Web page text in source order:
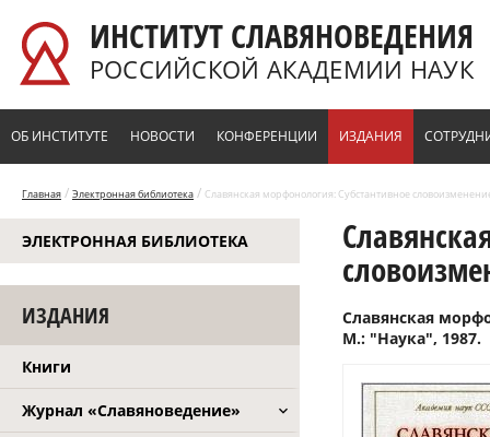
ИНСТИТУТ СЛАВЯНОВЕДЕНИЯ
РОССИЙСКОЙ АКАДЕМИИ НАУК
ОБ ИНСТИТУТЕ НОВОСТИ КОНФЕРЕНЦИИ ИЗДАНИЯ
Главная / Электронная библиотека / Славянская морфонология: Субстантивное
ЭЛЕКТРОННАЯ БИБЛИОТЕКА
ИЗДАНИЯ
Книги
Журнал «Славяноведение»
Славянская
М.: "Наука", 1987.